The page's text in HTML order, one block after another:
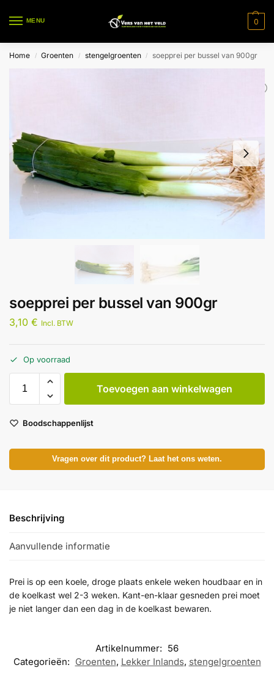
MENU 0
Home / Groenten / stengelgroenten / soepprei per bussel van 900gr
soepprei per bussel van 900gr
3,10 € Incl. BTW
Op voorraad
Toevoegen aan winkelwagen
Boodschappenlijst
Vragen over dit product? Laat het ons weten.
Beschrijving
Aanvullende informatie
Prei is op een koele, droge plaats enkele weken houdbaar en in
de koelkast wel 2-3 weken. Kant-en-klaar gesneden prei moet
je niet langer dan een dag in de koelkast bewaren.
Artikelnummer: 56
Categorieën: Groenten, Lekker Inlands, stengelgroenten